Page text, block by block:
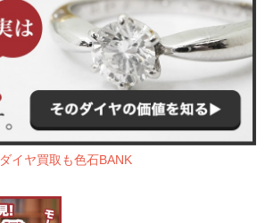
ダイヤ買取も色石BANK